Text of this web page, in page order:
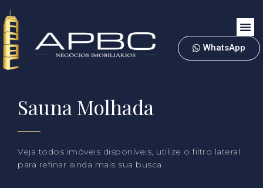
WhatsApp
Sauna Molhada
Veja todos imóveis disponíveis, utilize o filtro lateral
para refinar ainda mais sua busca.